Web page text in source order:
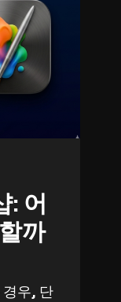
: 어
까
우, 단